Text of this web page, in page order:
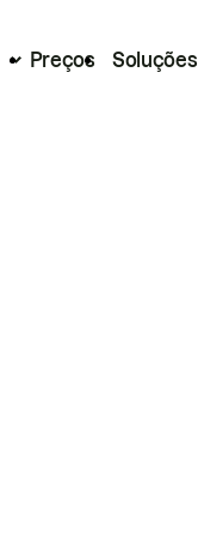
Preços Soluções